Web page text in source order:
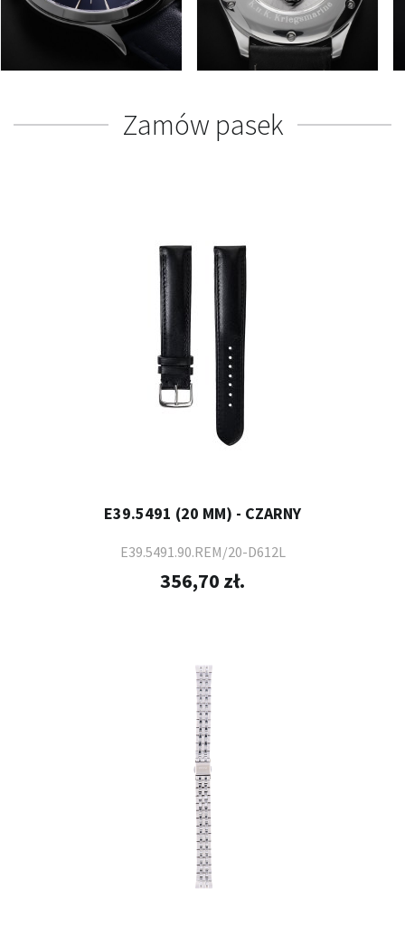
Zamów pasek
E39.5491 (20 MM) - CZARNY
E39.5491.90.REM/20-D612L
356,70 zł.